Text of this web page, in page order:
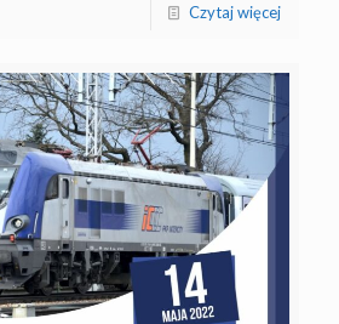
Czytaj więcej